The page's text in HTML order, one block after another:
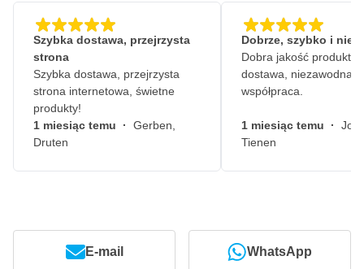
Szybka dostawa, przejrzysta
strona
Szybka dostawa, przejrzysta
strona internetowa, świetne
produkty!
1 miesiąc temu · Gerben,
Druten
Dobrze, szybko i
Dobra jakość
dostawa, niezawodna
współpraca.
1 miesiąc temu ·
Tienen
E-mail WhatsApp